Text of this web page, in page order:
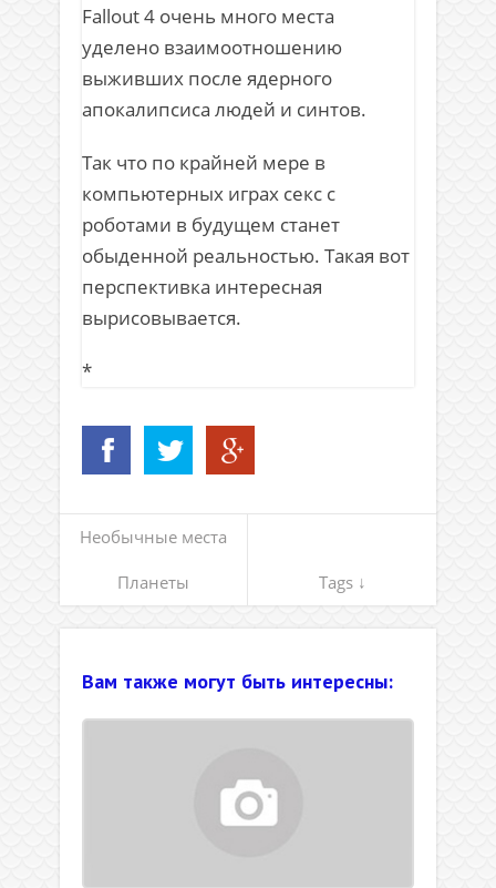
Fallout 4 очень много места
уделено взаимоотношению
выживших после ядерного
апокалипсиса людей и синтов.
Так что по крайней мере в
компьютерных играх секс с
роботами в будущем станет
обыденной реальностью. Такая вот
перспективка интересная
вырисовывается.
*
Необычные места
Планеты Tags ↓
Вам также могут быть интересны: